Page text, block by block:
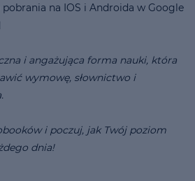
pobrania na IOS i Androida w Google
i angażująca forma nauki, która
wymowę, słownictwo i
i poczuj, jak Twój poziom
dnia!